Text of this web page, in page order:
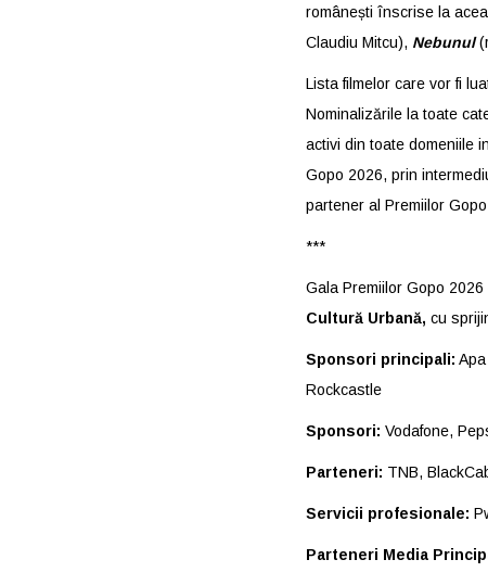
românești înscrise la
Claudiu Mitcu), Nebunul
Lista filmelor care vor fi
Nominalizările la toate
activi din toate domeniile
Gopo 2026, prin
partener al Premiilor
***
Gala Premiilor Gopo
Cultură Urbană, cu
Sponsori principali:
Rockcastle
Sponsori: Vodafone,
Parteneri: TNB,
Servicii profesionale:
Parteneri Media